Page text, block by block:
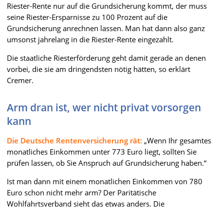
Riester-Rente nur auf die Grundsicherung kommt, der muss
seine Riester-Ersparnisse zu 100 Prozent auf die
Grundsicherung anrechnen lassen. Man hat dann also ganz
umsonst jahrelang in die Riester-Rente eingezahlt.
Die staatliche Riesterförderung geht damit gerade an denen
vorbei, die sie am dringendsten nötig hätten, so erklärt
Cremer.
Arm dran ist, wer nicht privat vorsorgen
kann
Die Deutsche Rentenversicherung rät: „Wenn Ihr gesamtes
monatliches Einkommen unter 773 Euro liegt, sollten Sie
prüfen lassen, ob Sie Anspruch auf Grundsicherung haben.“
Ist man dann mit einem monatlichen Einkommen von 780
Euro schon nicht mehr arm? Der Paritätische
Wohlfahrtsverband sieht das etwas anders. Die